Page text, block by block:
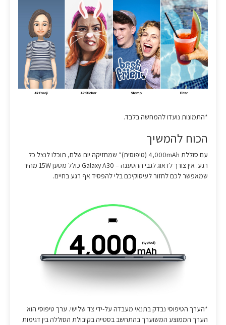
*התמונות נועדו להמחשה בלבד.
הכוח להמשיך
עם סוללת 4,000mAh (טיפוסית)* שמחזיקה יום שלם, תוכלו לנצל כל
רגע. אין צורך לדאוג לגבי ההטענה – Galaxy A30 כולל מטען 15W מהיר
שמאפשר לכם לחזור לעיסוקיכם בלי להפסיד אף רגע בחיים.
*הערך הטיפוסי נבדק בתנאי מעבדה על-ידי צד שלישי. ערך טיפוסי הוא
הערך הממוצע המשוערך בהתחשב בסטייה בקיבולת הסוללה בין דגימות